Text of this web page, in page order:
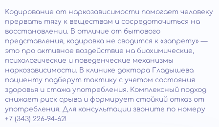
Кодирование от наркозависимости помогает человеку
прервать тягу к веществам и сосредоточиться на
восстановлении. В отличие от бытового
представления, кодировка не сводится к «запрету» —
это про активное воздействие на биохимические,
психологические и поведенческие механизмы
наркозависимости. В клинике доктора Гладышева
пациенту подберут тактику с учетом состояния
здоровья и стажа употребления. Комплексный подход
снижает риск срыва и формирует стойкий отказ от
употребления. Для консультации звоните по номеру
+7 (343) 226-94-62!